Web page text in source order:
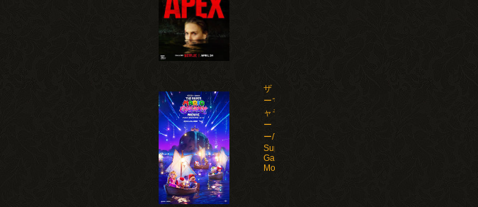
ザ・スーパ
ーマリオギ
ャラクシ
ー・ムービ
ー/The
Super Mario
Galaxy
Movie(2026)